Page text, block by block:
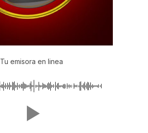
Tu emisora en linea